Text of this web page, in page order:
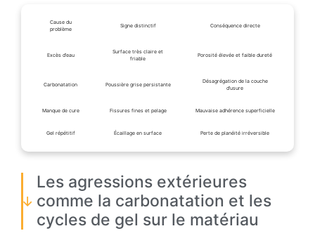
Cause du
problème
Signe distinctif Conséquence directe
Excès d’eau
Surface très claire et
friable
Porosité élevée et faible dureté
Carbonatation Poussière grise persistante
Désagrégation de la couche
d’usure
Manque de cure Fissures fines et pelage Mauvaise adhérence superficielle
Gel répétitif Écaillage en surface Perte de planéité irréversible
Les agressions extérieures
comme la carbonatation et les
cycles de gel sur le matériau